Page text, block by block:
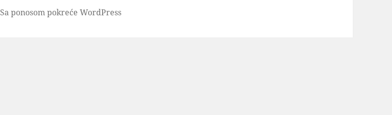
Sa ponosom pokreće WordPress